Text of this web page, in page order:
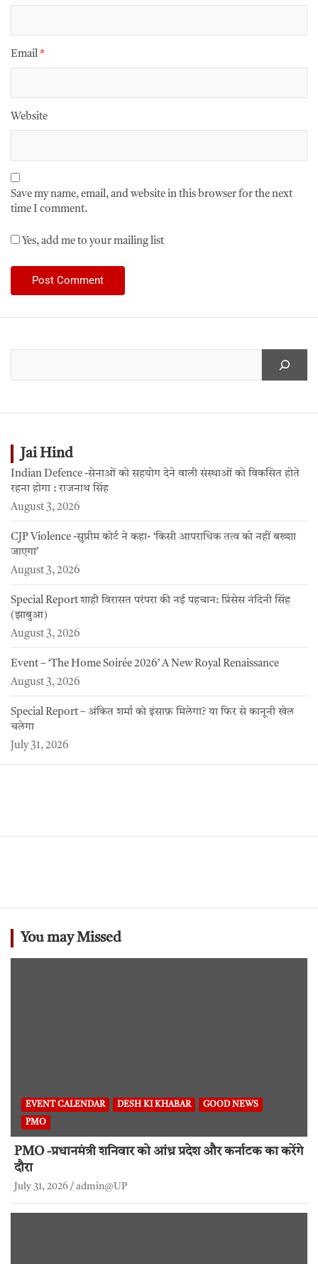
Email *
Website
Save my name, email, and website in this browser for the next
time I comment.
Yes, add me to your mailing list
Jai Hind
Indian Defence -सेनाओं को सहयोग देने वाली संस्थाओं को विकसित होते
रहना होगा : राजनाथ सिंह
August 3, 2026
CJP Violence -सुप्रीम कोर्ट ने कहा- ‘किसी आपराधिक तत्व को नहीं बख्शा
जाएगा’
August 3, 2026
Special Report शाही विरासत परंपरा की नई पहचान: प्रिंसेस नंदिनी सिंह
(झाबुआ)
August 3, 2026
Event – ‘The Home Soirée 2026’ A New Royal Renaissance
August 3, 2026
Special Report – अंकित शर्मा को इंसाफ़ मिलेगा? या फिर से कानूनी खेल
चलेगा
July 31, 2026
You may Missed
EVENT CALENDAR DESH KI KHABAR GOOD NEWS
PMO
PMO -प्रधानमंत्री शनिवार को आंध्र प्रदेश और कर्नाटक का करेंगे
दौरा
July 31, 2026 admin@UP